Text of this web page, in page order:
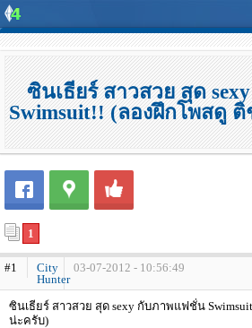
ซินเธียร์ สาวสวย สุด
Swimsuit!! (ลองฝึกโพสดู
1
#1
City
Hunter
03-07-2012 - 10:56:49
ซินเธียร์ สาวสวย สุด sexy กับภาพแฟชั่น
น่ะครับ)